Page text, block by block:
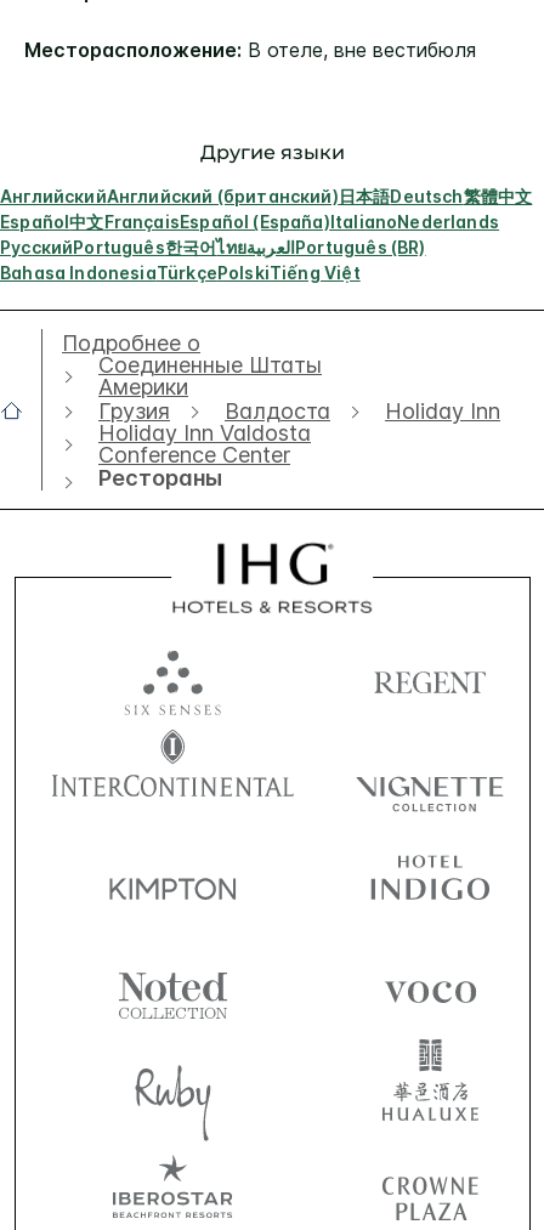
Месторасположение: В отеле, вне вестибюля
Другие языки
АнглийскийАнглийский (британский)日本語Deutsch繁體中文
Español中文FrançaisEspañol (España)ItalianoNederlands
РусскийPortuguês한국어ไทยالعربيةPortuguês (BR)
Bahasa IndonesiaTürkçePolskiTiếng Việt
Подробнее о
Соединенные Штаты
Америки
Грузия
Валдоста
Holiday Inn
Holiday Inn Valdosta
Conference Center
Рестораны